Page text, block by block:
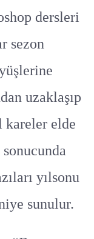
dersleri
sezon
uzaklaşıp
kareler elde
yılsonu
sunulur.